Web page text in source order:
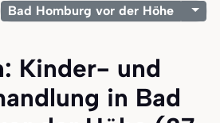
Jugendbehandlung
Bad Homburg vor der Höhe
Kinder- und
in Bad